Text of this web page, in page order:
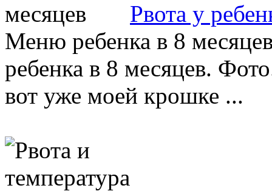
Рвота у
Меню ребенка в 8
ребенка в 8 месяцев.
вот уже моей крошке ...